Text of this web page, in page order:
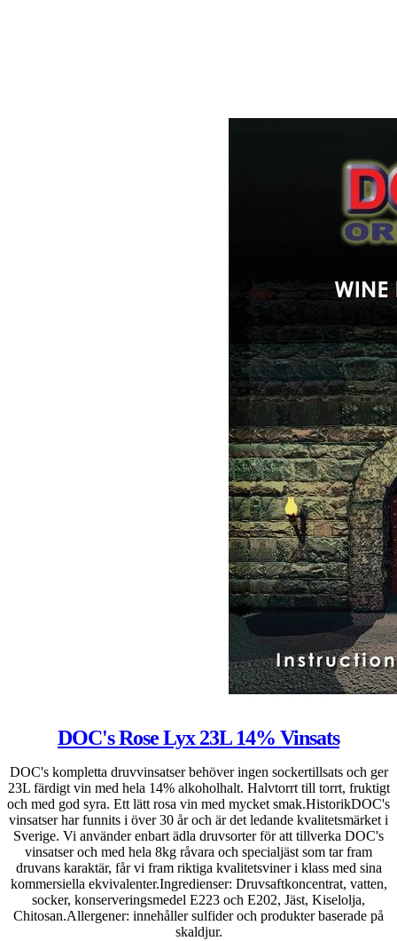
DOC's Rose Lyx 23L 14% Vinsats
DOC's kompletta druvvinsatser behöver ingen sockertillsats och ger
23L färdigt vin med hela 14% alkoholhalt. Halvtorrt till torrt, fruktigt
och med god syra. Ett lätt rosa vin med mycket smak.HistorikDOC's
vinsatser har funnits i över 30 år och är det ledande kvalitetsmärket i
Sverige. Vi använder enbart ädla druvsorter för att tillverka DOC's
vinsatser och med hela 8kg råvara och specialjäst som tar fram
druvans karaktär, får vi fram riktiga kvalitetsviner i klass med sina
kommersiella ekvivalenter.Ingredienser: Druvsaftkoncentrat, vatten,
socker, konserveringsmedel E223 och E202, Jäst, Kiselolja,
Chitosan.Allergener: innehåller sulfider och produkter baserade på
skaldjur.